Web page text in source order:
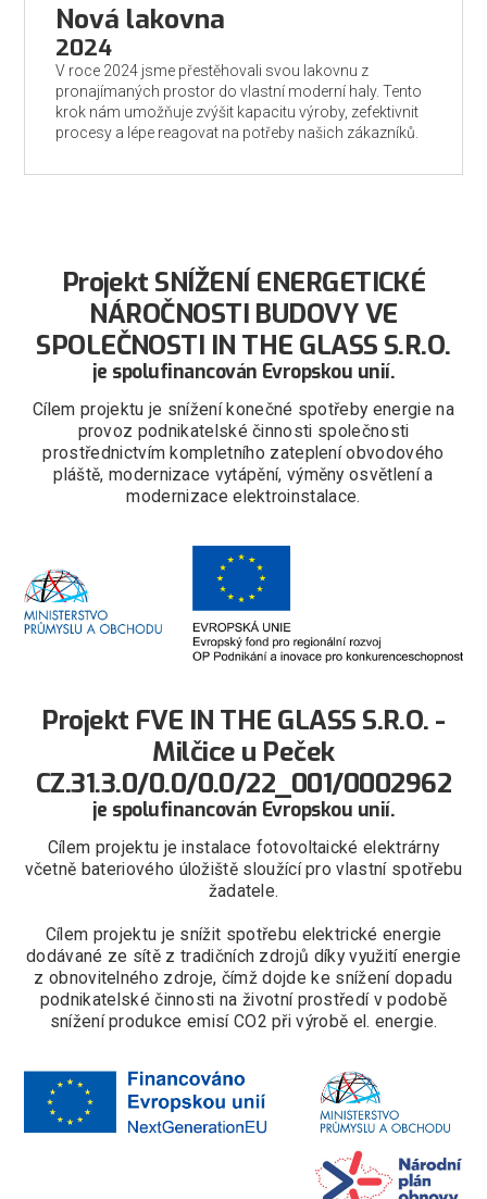
Nová lakovna
2024
V roce 2024 jsme přestěhovali svou lakovnu z
pronajímaných prostor do vlastní moderní haly. Tento
krok nám umožňuje zvýšit kapacitu výroby, zefektivnit
procesy a lépe reagovat na potřeby našich zákazníků.
Projekt SNÍŽENÍ ENERGETICKÉ
NÁROČNOSTI BUDOVY VE
SPOLEČNOSTI IN THE GLASS S.R.O.
je spolufinancován Evropskou unií.
Cílem projektu je snížení konečné spotřeby energie na
provoz podnikatelské činnosti společnosti
prostřednictvím kompletního zateplení obvodového
pláště, modernizace vytápění, výměny osvětlení a
modernizace elektroinstalace.
Projekt FVE IN THE GLASS S.R.O. -
Milčice u Peček
CZ.31.3.0/0.0/0.0/22_001/0002962
je spolufinancován Evropskou unií.
Cílem projektu je instalace fotovoltaické elektrárny
včetně bateriového úložiště sloužící pro vlastní spotřebu
žadatele.
Cílem projektu je snížit spotřebu elektrické energie
dodávané ze sítě z tradičních zdrojů díky využití energie
z obnovitelného zdroje, čímž dojde ke snížení dopadu
podnikatelské činnosti na životní prostředí v podobě
snížení produkce emisí CO2 při výrobě el. energie.